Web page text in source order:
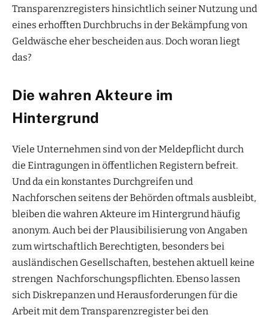
Transparenzregisters hinsichtlich seiner Nutzung und
eines erhofften Durchbruchs in der Bekämpfung von
Geldwäsche eher bescheiden aus. Doch woran liegt
das?
Die wahren Akteure im
Hintergrund
Viele Unternehmen sind von der Meldepflicht durch
die Eintragungen in öffentlichen Registern befreit.
Und da ein konstantes Durchgreifen und
Nachforschen seitens der Behörden oftmals ausbleibt,
bleiben die wahren Akteure im Hintergrund häufig
anonym. Auch bei der Plausibilisierung von Angaben
zum wirtschaftlich Berechtigten, besonders bei
ausländischen Gesellschaften, bestehen aktuell keine
strengen Nachforschungspflichten. Ebenso lassen
sich Diskrepanzen und Herausforderungen für die
Arbeit mit dem Transparenzregister bei den